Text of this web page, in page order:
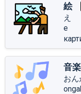
絵
え
e
音楽
おん